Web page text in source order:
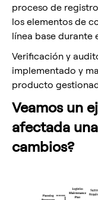
proceso de
los elementos de
línea base durante
Verificación y
implementado y
producto
Veamos un
afectada
cambios?